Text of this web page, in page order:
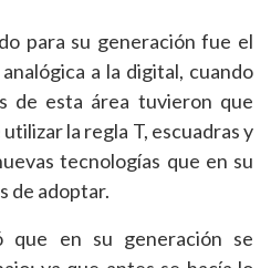
para su generación fue el
a la digital, cuando
de esta área tuvieron que
la regla T, escuadras y
tecnologías que en su
de adoptar.
que en su generación se